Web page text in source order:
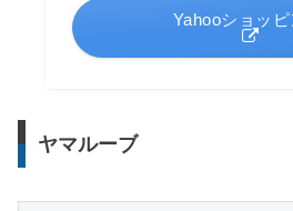
Yahooショッ
ヤマルーブ